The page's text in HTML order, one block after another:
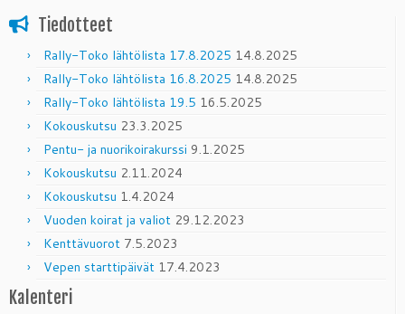
Tiedotteet
Rally-Toko lähtölista 17.8.2025 14.8.2025
Rally-Toko lähtölista 16.8.2025 14.8.2025
Rally-Toko lähtölista 19.5 16.5.2025
Kokouskutsu 23.3.2025
Pentu- ja nuorikoirakurssi 9.1.2025
Kokouskutsu 2.11.2024
Kokouskutsu 1.4.2024
Vuoden koirat ja valiot 29.12.2023
Kenttävuorot 7.5.2023
Vepen starttipäivät 17.4.2023
Kalenteri